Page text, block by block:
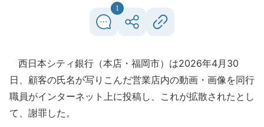
1
西日本シティ銀行（本店・福岡市）は2026年4月30
日、顧客の氏名が写りこんだ営業店内の動画・画像を同行
職員がインターネット上に投稿し、これが拡散されたとし
て、謝罪した。